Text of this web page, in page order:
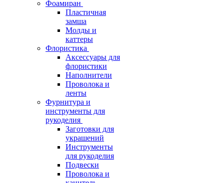
Фоамиран
Пластичная
замша
Молды и
каттеры
Флористика
Аксессуары для
флористики
Наполнители
Проволока и
ленты
Фурнитура и
инструменты для
рукоделия
Заготовки для
украшений
Инструменты
для рукоделия
Подвески
Проволока и